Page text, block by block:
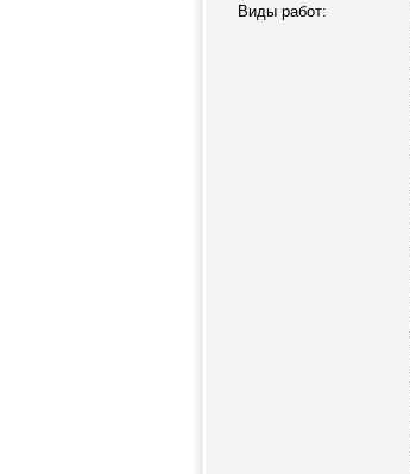
Виды работ: